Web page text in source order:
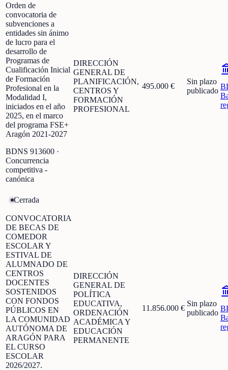
Orden de
convocatoria de
subvenciones a
entidades sin ánimo
de lucro para el
desarrollo de
Programas de
Cualificación Inicial
de Formación
Profesional en la
Modalidad I,
iniciados en el año
2025, en el marco
del programa FSE+
Aragón 2021-2027
BDNS 913600 ·
Concurrencia
competitiva -
canónica
DIRECCIÓN
GENERAL DE
PLANIFICACIÓN,
CENTROS Y
FORMACIÓN
PROFESIONAL
495.000 €
Sin plazo
publicado
Cerrada
CONVOCATORIA
DE BECAS DE
COMEDOR
ESCOLAR Y
ESTIVAL DE
ALUMNADO DE
CENTROS
DOCENTES
SOSTENIDOS
CON FONDOS
PÚBLICOS EN
LA COMUNIDAD
AUTÓNOMA DE
ARAGÓN PARA
EL CURSO
ESCOLAR
2026/2027.
DIRECCIÓN
GENERAL DE
POLÍTICA
EDUCATIVA,
ORDENACIÓN
ACADÉMICA Y
EDUCACIÓN
PERMANENTE
11.856.000 €
Sin plazo
publicado